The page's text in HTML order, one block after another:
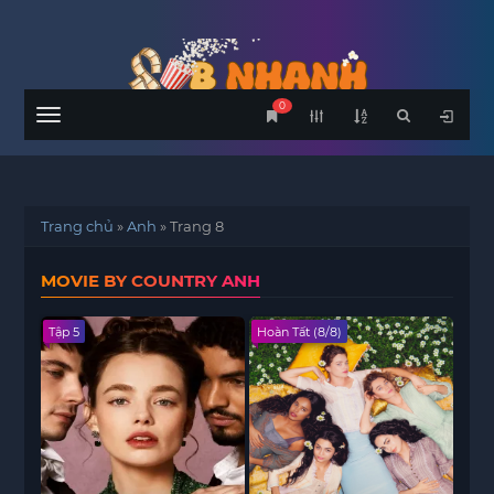
Menu
0
Trang chủ »Anh »Trang 8
MOVIE BY COUNTRY ANH
Tập 5 Hoàn Tất (8/8)